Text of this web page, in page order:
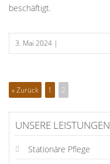
beschäftigt.
3. Mai 2024 |
« Zurück 1 2
UNSERE LEISTUNGEN
Stationäre Pflege